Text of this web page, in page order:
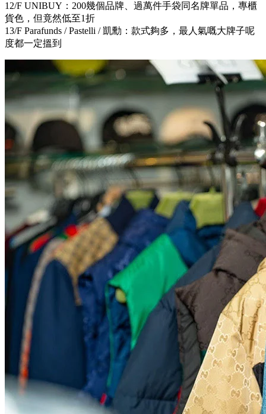
12/F UNIBUY：200幾個品牌、過萬件手袋同名牌單品，專櫃
貨色，但竟然低至1折
13/F Parafunds / Pastelli / 凱勳：款式夠多，最人氣嘅大牌子呢
度都一定搵到